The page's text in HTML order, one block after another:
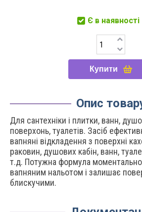
Є в наявності
Купити
Опис
Для сантехніки і плитки, ванн,
поверхонь, туалетів. Засіб
вапняні відкладення з поверхні
раковин, душових кабін, ванн,
т.д. Потужна формула
вапняним нальотом і залишає
блискучими.